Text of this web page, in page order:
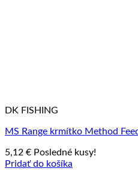
DK FISHING
MS Range krmítko Method
5,12 € Posledné kusy!
Pridať do košíka